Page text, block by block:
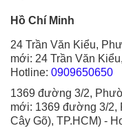
Hồ Chí Minh
24 Trần Văn Kiểu,
mới: 24 Trần Văn
Hotline: 0909650650
1369 đường 3/2,
mới: 1369 đường 3/2,
Cây Gõ), TP.HCM) -